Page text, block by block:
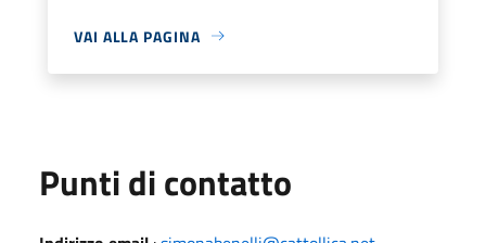
VAI ALLA PAGINA
Punti di contatto